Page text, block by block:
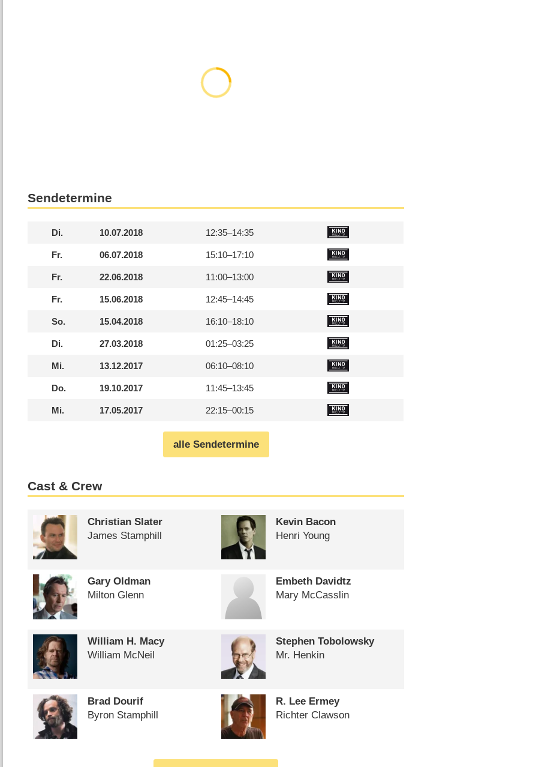
Sendetermine
Di. 10.07.2018 12:35–14:35
Fr. 06.07.2018 15:10–17:10
Fr. 22.06.2018 11:00–13:00
Fr. 15.06.2018 12:45–14:45
So. 15.04.2018 16:10–18:10
Di. 27.03.2018 01:25–03:25
Mi. 13.12.2017 06:10–08:10
Do. 19.10.2017 11:45–13:45
Mi. 17.05.2017 22:15–00:15
alle Sendetermine
Cast & Crew
Christian Slater
James Stamphill
Kevin Bacon
Henri Young
Gary Oldman
Milton Glenn
Embeth Davidtz
Mary McCasslin
William H. Macy
William McNeil
Stephen Tobolowsky
Mr. Henkin
Brad Dourif
Byron Stamphill
R. Lee Ermey
Richter Clawson